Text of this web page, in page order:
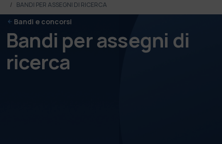
BANDI PER ASSEGNI DI RICERCA
Bandi e concorsi
Bandi per assegni di
ricerca